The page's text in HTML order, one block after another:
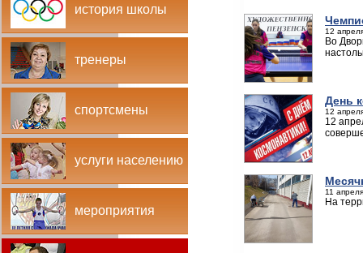
история школы
тренеры
спортсмены
услуги населению
мероприятия
12
Во
День
12
12
11
На